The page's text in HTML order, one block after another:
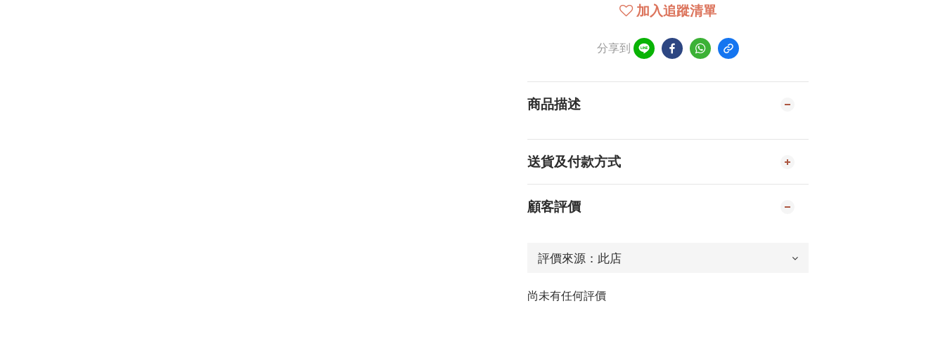
加入追蹤清單
分享到
商品描述
送貨及付款方式
顧客評價
尚未有任何評價